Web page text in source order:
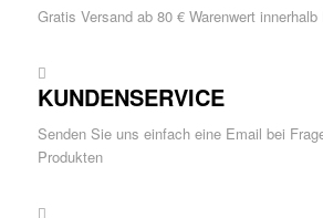
Gratis Versand ab 80 € Warenwert
KUNDENSERVICE
Senden Sie uns einfach eine Email bei
Produkten